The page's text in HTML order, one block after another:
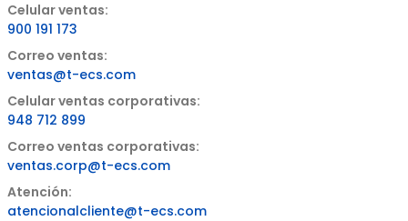
Celular ventas:
900 191 173
Correo ventas:
ventas@t-ecs.com
Celular ventas corporativas:
948 712 899
Correo ventas corporativas:
ventas.corp@t-ecs.com
Atención:
atencionalcliente@t-ecs.com